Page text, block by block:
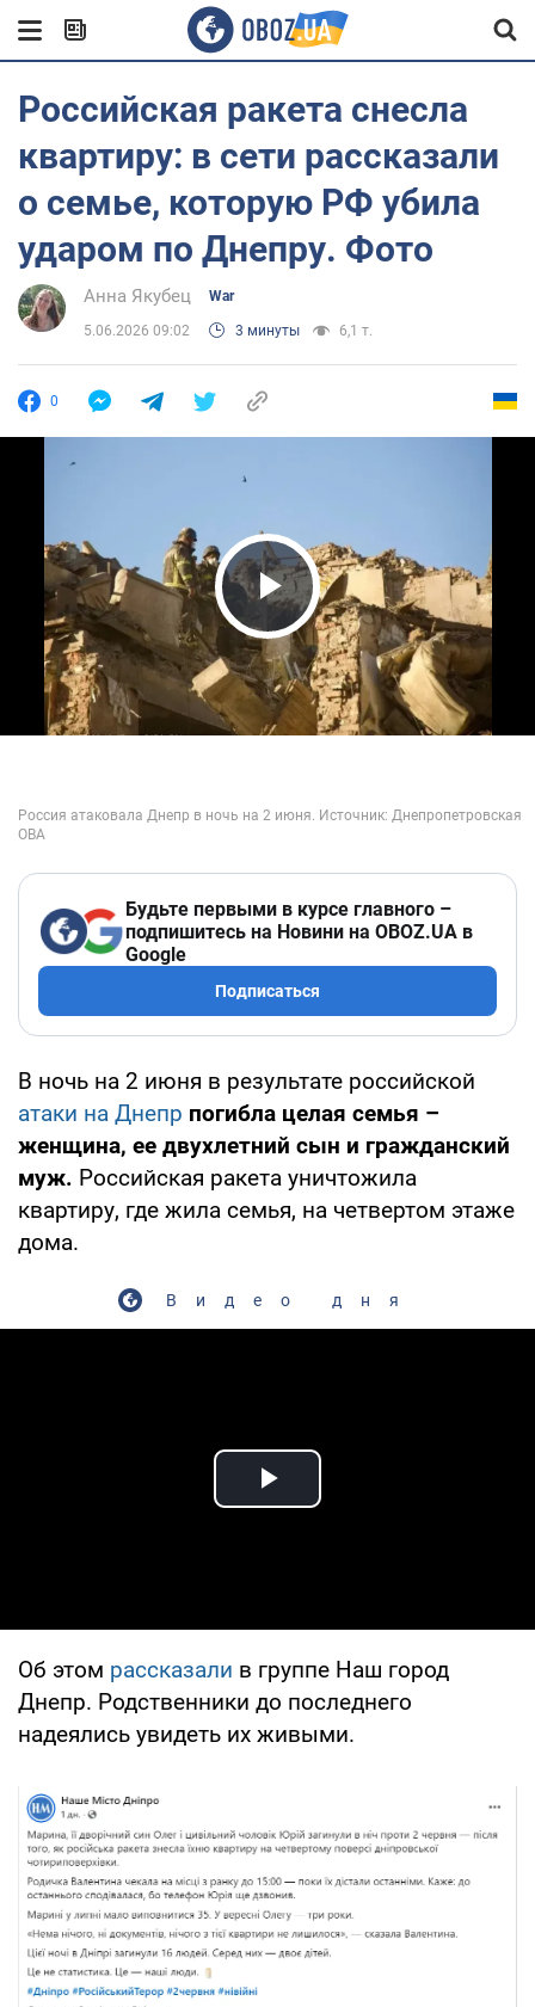
Российская ракета снесла
квартиру: в сети рассказали
о семье, которую РФ убила
ударом по Днепру. Фото
Анна Якубец War
5.06.2026 09:02 3 минуты 6,1 т.
0
Play Video
Будьте первыми в курсе главного –
подпишитесь на Новини на OBOZ.UA в
Google
Подписаться
В ночь на 2 июня в результате российской
атаки на Днепр погибла целая семья –
женщина, ее двухлетний сын и гражданский
муж. Российская ракета уничтожила
квартиру, где жила семья, на четвертом этаже
дома.
Видео дня
Play Video
Об этом рассказали в группе Наш город
Днепр. Родственники до последнего
надеялись увидеть их живыми.